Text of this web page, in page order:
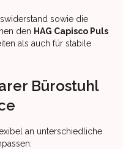
sowie die
den HAG Capisco Puls
als auch für stabile
Bürostuhl
an unterschiedliche